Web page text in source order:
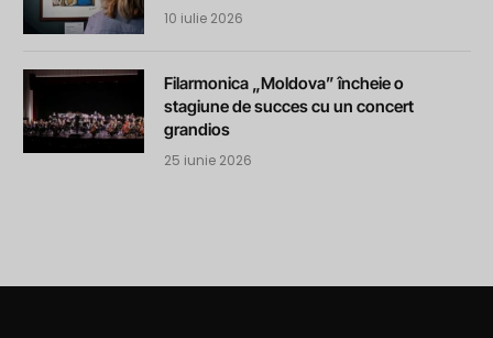
10 iulie 2026
Filarmonica „Moldova” încheie o
stagiune de succes cu un concert
grandios
25 iunie 2026